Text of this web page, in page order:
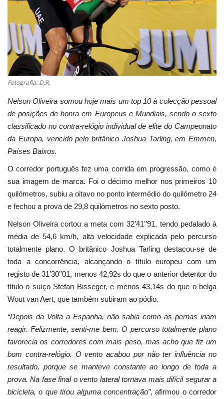
Estatuto Editorial
Saúde
Ficha técnica
Lazer
Ambiente
Fotografia: D.R.
Nelson Oliveira somou hoje mais um top 10 à colecção pessoal
de posições de honra em Europeus e Mundiais, sendo o sexto
classificado no contra-relógio individual de elite do Campeonato
da Europa, vencido pelo britânico Joshua Tarling, em Emmen,
Países Baixos.
O corredor português fez uma corrida em progressão, como é
sua imagem de marca. Foi o décimo melhor nos primeiros 10
quilómetros, subiu a oitavo no ponto intermédio do quilómetro 24
e fechou a prova de 29,8 quilómetros no sexto posto.
Nelson Oliveira cortou a meta com 32’41’’91, tendo pedalado à
média de 54,6 km/h, alta velocidade explicada pelo percurso
totalmente plano. O britânico Joshua Tarling destacou-se de
toda a concorrência, alcançando o título europeu com um
registo de 31’30’’01, menos 42,92s do que o anterior detentor do
título o suíço Stefan Bisseger, e menos 43,14s do que o belga
Wout van Aert, que também subiram ao pódio.
“Depois da Volta a Espanha, não sabia como as pernas iriam
reagir. Felizmente, senti-me bem. O percurso totalmente plano
favorecia os corredores com mais peso, mas acho que fiz um
bom contra-relógio. O vento acabou por não ter influência no
resultado, porque se manteve constante ao longo de toda a
prova. Na fase final o vento lateral tornava mais difícil segurar a
bicicleta, o que tirou alguma concentração”, afirmou o corredor